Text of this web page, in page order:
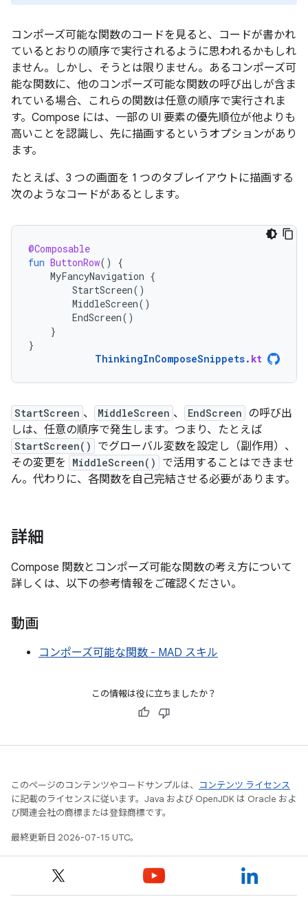
コンポーズ可能な関数のコードを見ると、コードが書かれ
ているとおりの順序で実行されるように思われるかもしれ
ません。しかし、そうとは限りません。あるコンポーズ可
能な関数に、他のコンポーズ可能な関数の呼び出しが含ま
れている場合、これらの関数は任意の順序で実行されま
す。Compose には、一部の UI 要素の優先順位が他よりも
高いことを認識し、先に描画するというオプションがあり
ます。
たとえば、3 つの画面を 1 つのタブレイアウトに描画する
次のようなコードがあるとします。
@Composable
fun ButtonRow()
{
MyFancyNavigation {
StartScreen()
MiddleScreen()
EndScreen()
}
}
ThinkingInComposeSnippets. kt
StartScreen 、 MiddleScreen 、 EndScreen の呼び出
しは、任意の順序で発生します。つまり、たとえば
StartScreen()
でグローバル変数を設定し（副作用）、
その変更を
MiddleScreen()
で活用することはできませ
ん。代わりに、各関数を自己完結させる必要があります。
詳細
Compose 関数とコンポーズ可能な関数の考え方について
詳しくは、以下の参考情報をご確認ください。
動画
コンポーズ可能な関数 - MAD スキル
この情報は役に立ちましたか？
このページのコンテンツやコードサンプルは、
コンテンツ ライセンス
に記載のライセンスに従います。Java および OpenJDK は Oracle およ
び関連会社の商標または登録商標です。
最終更新日 2026-07-15 UTC。